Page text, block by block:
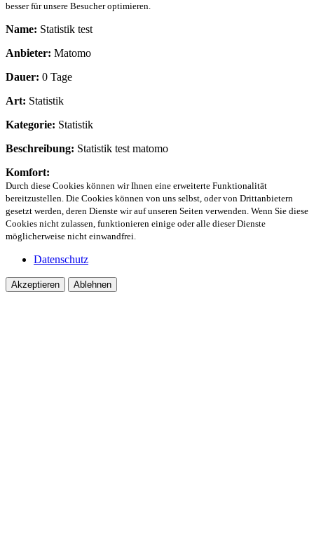
besser für unsere Besucher optimieren.
Name: Statistik test
Anbieter: Matomo
Dauer: 0 Tage
Art: Statistik
Kategorie: Statistik
Beschreibung: Statistik test matomo
Komfort:
Durch diese Cookies können wir Ihnen eine erweiterte Funktionalität
bereitzustellen. Die Cookies können von uns selbst, oder von Drittanbietern
gesetzt werden, deren Dienste wir auf unseren Seiten verwenden. Wenn Sie diese
Cookies nicht zulassen, funktionieren einige oder alle dieser Dienste
möglicherweise nicht einwandfrei.
Datenschutz
Akzeptieren Ablehnen